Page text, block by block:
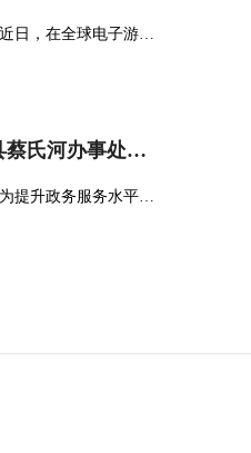
近日，在全球电子游戏分发平台Steam的“最热愿望单”上，以中国经典神
全球报道:潢川县蔡氏河办事处：创新服务举措 推进营商环境优化
为提升政务服务水平，潢川县蔡氏河办事处各部门紧紧围绕“重整行装再出